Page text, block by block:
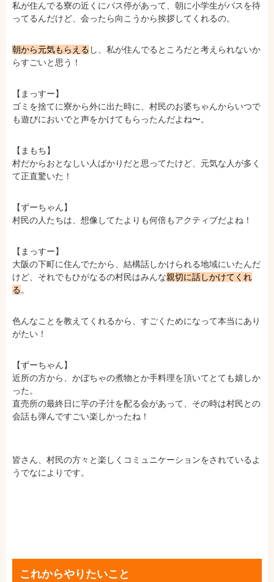
私が住んでる寮の近くにバス停があって、朝に小学生がバスを待
ってるんだけど、会ったら向こうから挨拶してくれるの。
朝から元気もらえる し、私が住んでるところだと考えられないか
らすごいと思う！
【まっすー】
ゴミを捨てに寮から外に出た時に、村民のお婆ちゃんからいつで
も遊びにおいでと声をかけてもらったんだよね〜。
【まもち】
村だからおとなしい人ばかりだと思ってたけど、元気な人が多く
て正直驚いた！
【ずーちゃん】
村民の人たちは、想像してたよりも何倍もアクティブだよね！
【まっすー】
大阪の下町に住んでたから、結構話しかけられる地域にいたんだ
けど、それでもひがなるの村民はみんな親切に話しかけてくれ
る。
色んなことを教えてくれるから、すごくためになって本当にあり
がたい！
【ずーちゃん】
近所の方から、かぼちゃの煮物とか手料理を頂いてとても嬉しか
った。
直売所の最終日に芋の子汁を配る会があって、その時は村民との
会話も弾んですごい楽しかったね！
皆さん、村民の方々と楽しくコミュニケーションをされているよ
うでなによりです。
これからやりたいこと